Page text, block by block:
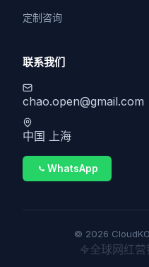
定制咨询
联系我们
chao.open@gmail.com
中国 上海
WhatsApp
© 2026
全球网红